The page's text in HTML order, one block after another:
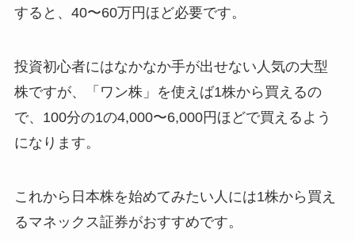
すると、40〜60万円ほど必要です。
投資初心者にはなかなか手が出せない人気の大型
株ですが、「ワン株」を使えば1株から買えるの
で、100分の1の4,000〜6,000円ほどで買えるよう
になります。
これから日本株を始めてみたい人には1株から買え
るマネックス証券がおすすめです。